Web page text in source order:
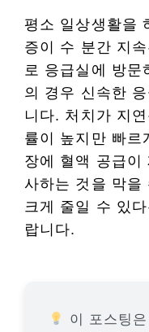
평소 일상생활을
증이 수 분간 지
로 응급실에 방문
의 경우 신속한
니다. 처치가 지
률이 높지만 빠르
장에 혈액 공급이
사하는 것을 막을
크게 줄일 수 있
랍니다.
이 포스팅